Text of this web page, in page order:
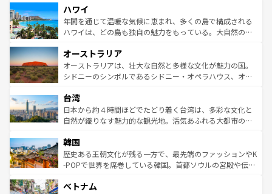
ば市内交通費無料で観光を楽しむこともできる。 なお、新
着のスイス情報はコンテンツ一覧 を参照してほしい。
のような巨大都市は、観光、ショッピング、エンターテイ
ンメントが詰まった刺激的なスポットだ。一方、アメリカ
西部には大自然が広がり、グランドキャニオンやイエロー
部のニューオーリンズでは、音楽と美食が融合した独特の
文化が魅力。旅行者はアメリカの各地域で異なる魅力を楽
しみながら、その多様性と豊かな歴史を感じることができ
ならではの贅沢な旅のスタイルだ。 なお、新着のアメリカ
情報はコンテンツ一覧を参照してほしい。
ハワイ
年間を通じて温暖な気候に恵まれ、多くの島で構成される
ハワイは、どの島も独自の魅力をもっている。大自然の神
ワイ島は見逃せない。また、定番の観光地といえばオアフ
島だが、静かな自然を求めるならマウイ島やカウアイ島が
おすすめ。エメラルドグリーンに輝く海をはじめ、豊かな
れるおもてなしの心で訪れる人々を迎えてくれるハワイの
人々、おいしいローカルフードやハワイアンミュージッ
ク、伝統的なフラダンスなど、すべてがハワイの魅力を彩
ワイを、存分に味わってほしい。 なお、新着のハワイ情報
はコンテンツ一覧を参照してほしい。
オーストラリア
オーストラリアは、壮大な自然と多様な文化が魅力の国。
シドニーのシンボルであるシドニー・オペラハウス、オー
リアリーフや大陸中央部にそびえるウルル（エアーズロッ
ク）、タスマニアの美しい原生林やケアンズの熱帯雨林な
ど、見どころがたくさん。また、カフェやワイン、オージ
いる。アクティビティも充実しており、サーフィンやダイ
ビング、ハイキングなど、アウトドア好きにはたまらな
い。オーストラリアの多彩な魅力を存分に味わいつくそ
参照してほしい。
台湾
日本から約４時間ほどでたどり着く台湾は、多彩な文化と
自然が織りなす魅力的な観光地。活気あふれる大都市の台
ン）、静ひつな山岳地帯である台湾東部など、都市の喧騒
と山間の静けさが共存しており、訪れる人に新しい発見と
驚きをもたらしてくれる。また、奥深い台湾の食文化も魅
容にもいいと評判のスイーツなど、バラエティ豊かな料理
韓国
歴史ある王朝文化が残る一方で、最先端のファッションやK
-POPで世界を席巻している韓国。首都ソウルの宮殿や伝統
き、地方に足を延ばせば四季折々の自然美を楽しむことが
ベトナム